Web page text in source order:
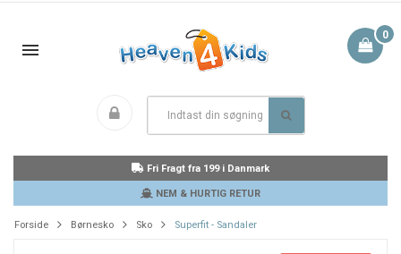
0
Fri Fragt fra 199 i Danmark
NEM & HURTIG RETUR
Forside Børnesko Sko Superfit - Sandaler